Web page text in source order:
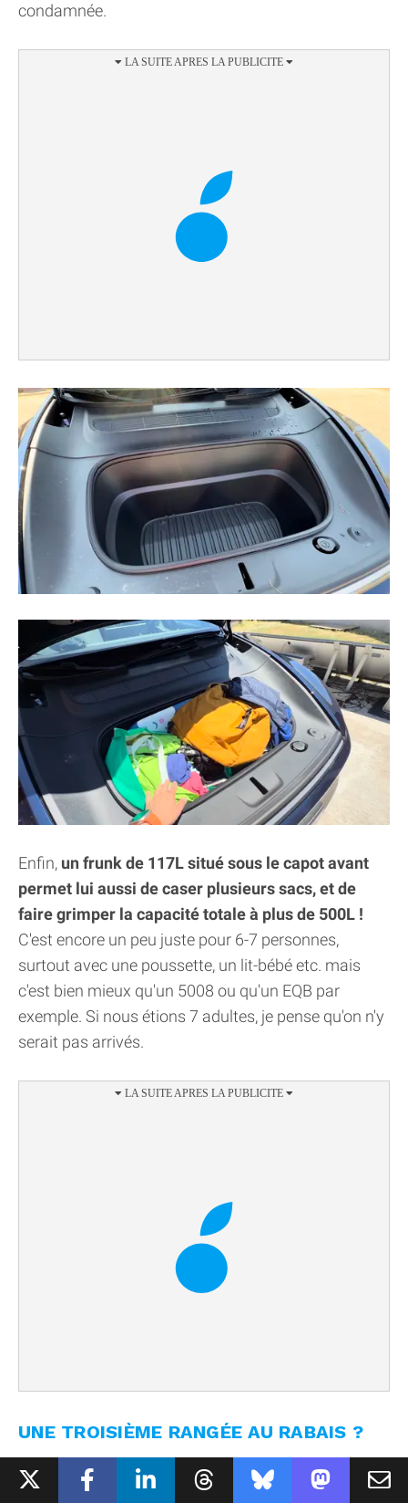
condamnée.
Enfin, un frunk de 117L situé sous le capot avant
permet lui aussi de caser plusieurs sacs, et de
faire grimper la capacité totale à plus de 500L !
C'est encore un peu juste pour 6-7 personnes,
surtout avec une poussette, un lit-bébé etc. mais
c'est bien mieux qu'un 5008 ou qu'un EQB par
exemple. Si nous étions 7 adultes, je pense qu'on n'y
serait pas arrivés.
UNE TROISIÈME RANGÉE AU RABAIS ?
Comme il fallait s'y attendre, cette troisième